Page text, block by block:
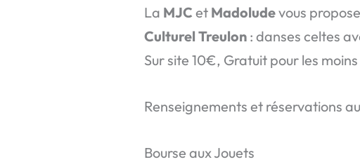
La MJC et Madoludevous
Culturel Treulon : danses celtes
Sur site 10€, Gratuit pour les moins
Renseignements et réservations
Bourse aux Jouets